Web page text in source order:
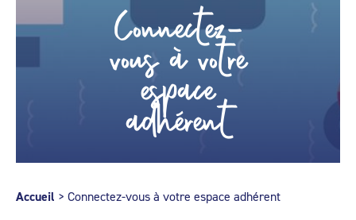
Connectez-
vous à votre
espace
adhérent
Accueil > Connectez-vous à votre espace adhérent